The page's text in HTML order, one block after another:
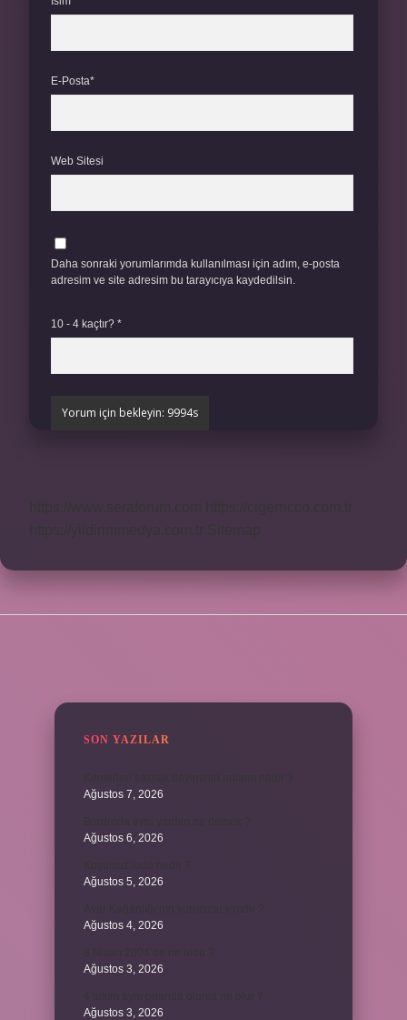
E-Posta*
Web Sitesi
Daha sonraki yorumlarımda kullanılması için adım, e-posta
adresim ve site adresim bu tarayıcıya kaydedilsin.
10 - 4 kaçtır? *
SON YAZILAR
Ağustos 7, 2026
Ağustos 6, 2026
Ağustos 5, 2026
Ağustos 4, 2026
Ağustos 3, 2026
Ağustos 3, 2026